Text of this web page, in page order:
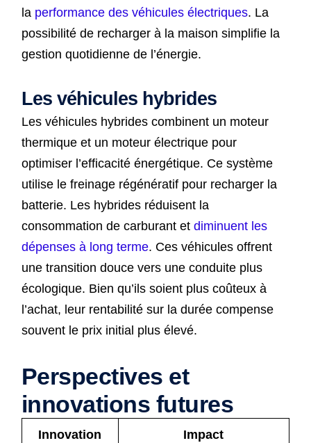
la performance des véhicules électriques. La
possibilité de recharger à la maison simplifie la
gestion quotidienne de l’énergie.
Les véhicules hybrides
Les véhicules hybrides combinent un moteur
thermique et un moteur électrique pour
optimiser l’efficacité énergétique. Ce système
utilise le freinage régénératif pour recharger la
batterie. Les hybrides réduisent la
consommation de carburant et diminuent les
dépenses à long terme. Ces véhicules offrent
une transition douce vers une conduite plus
écologique. Bien qu’ils soient plus coûteux à
l’achat, leur rentabilité sur la durée compense
souvent le prix initial plus élevé.
Perspectives et
innovations futures
Innovation Impact